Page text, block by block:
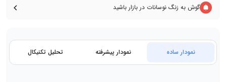
گوش به زنگ نوسانات در بازار باشید
نمودار ساده نمودار پیشرفته تحلیل تکنیکال